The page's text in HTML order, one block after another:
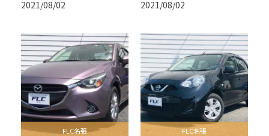
2021/08/02 2021/08/02
FLC名張 FLC名張